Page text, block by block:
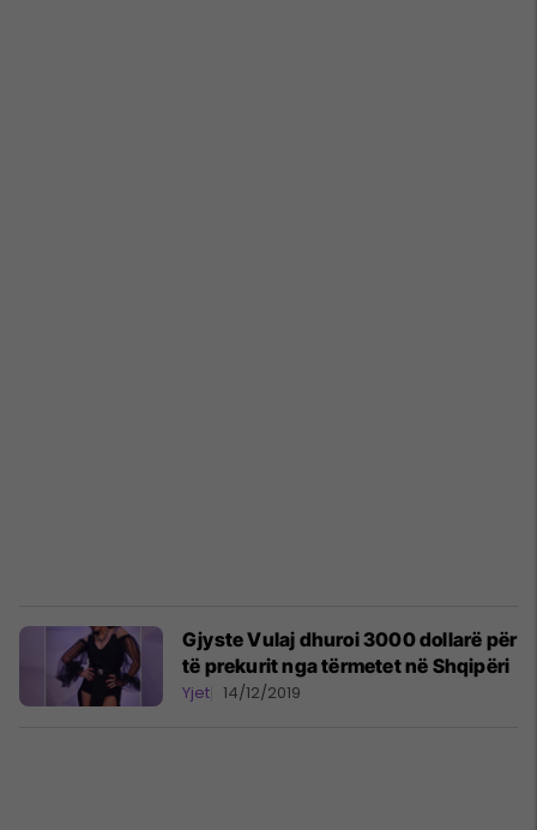
Gjyste Vulaj dhuroi 3000 dollarë për
të prekurit nga tërmetet në Shqipëri
Yjet 14/12/2019